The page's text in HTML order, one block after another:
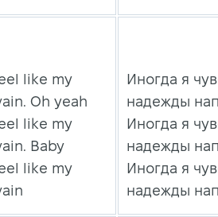
like my
Oh yeah
like my
Baby
like my
Иногда я
надежды
Иногда я
надежды
Иногда я
надежды